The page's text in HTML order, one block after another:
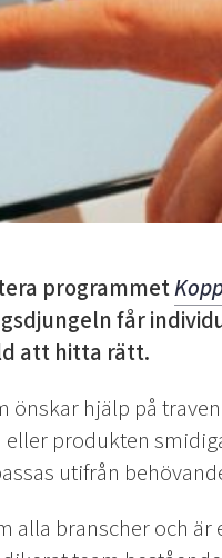
programmet
får
att hitta rätt.
hjälp på
produkten
utifrån
alla branscher och